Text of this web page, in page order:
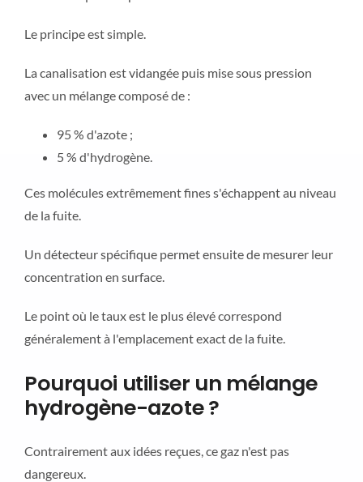
Le principe est simple.
La canalisation est vidangée puis mise sous pression
avec un mélange composé de :
95 % d'azote ;
5 % d'hydrogène.
Ces molécules extrêmement fines s'échappent au niveau
de la fuite.
Un détecteur spécifique permet ensuite de mesurer leur
concentration en surface.
Le point où le taux est le plus élevé correspond
généralement à l'emplacement exact de la fuite.
Pourquoi utiliser un mélange
hydrogène-azote ?
Contrairement aux idées reçues, ce gaz n'est pas
dangereux.